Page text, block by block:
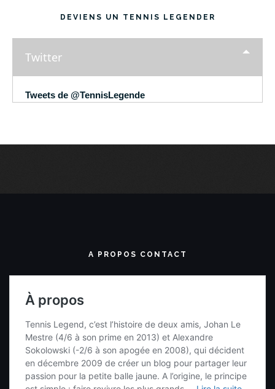
DEVIENS UN TENNIS LEGENDER
Twitter
Tweets de @TennisLegende
A PROPOS CONTACT